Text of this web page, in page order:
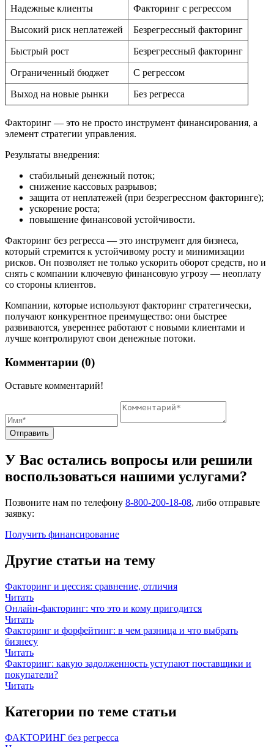
Надежные клиенты Факторинг с регрессом
Высокий риск неплатежей Безрегрессный факторинг
Быстрый рост Безрегрессный факторинг
Ограниченный бюджет С регрессом
Выход на новые рынки Без регресса
Факторинг — это не просто инструмент финансирования, а
элемент стратегии управления.
Результаты внедрения:
стабильный денежный поток;
снижение кассовых разрывов;
защита от неплатежей (при безрегрессном факторинге);
ускорение роста;
повышение финансовой устойчивости.
Факторинг без регресса — это инструмент для бизнеса,
который стремится к устойчивому росту и минимизации
рисков. Он позволяет не только ускорить оборот средств, но и
снять с компании ключевую финансовую угрозу — неоплату
со стороны клиентов.
Компании, которые используют факторинг стратегически,
получают конкурентное преимущество: они быстрее
развиваются, увереннее работают с новыми клиентами и
лучше контролируют свои денежные потоки.
Комментарии (0)
Оставьте комментарий!
Отправить
У Вас остались вопросы или решили
воспользоваться нашими услугами?
Позвоните нам по телефону 8-800-200-18-08, либо отправьте
заявку:
Получить финансирование
Другие статьи на тему
Факторинг и цессия: сравнение, отличия
Читать
Онлайн-факторинг: что это и кому пригодится
Читать
Факторинг и форфейтинг: в чем разница и что выбрать
бизнесу
Читать
Факторинг: какую задолженность уступают поставщики и
покупатели?
Читать
Категории по теме статьи
ФАКТОРИНГ без регресса